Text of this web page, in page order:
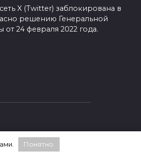
X (Twitter) заблокирована в
решению Генеральной
от 24 февраля 2022 года.
Понятно.